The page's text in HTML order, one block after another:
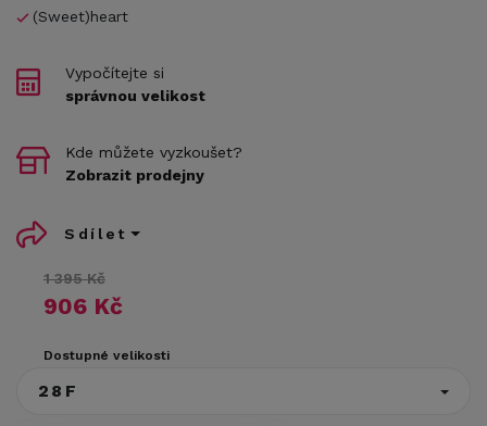
(Sweet)heart
1 395 Kč
906 Kč
Dostupné velikosti
28F
Vypočítejte si
správnou velikost
Kde můžete vyzkoušet?
Zobrazit prodejny
Sdílet